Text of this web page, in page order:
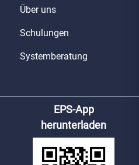
Über uns
Schulungen
Systemberatung
EPS-App
herunterladen